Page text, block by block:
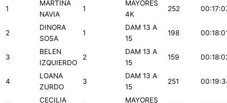
1
MARTINA
NAVIA
1
MAYORES
4K
252
2
DINORA
SOSA
1
DAM 13 A
15
198
3
BELEN
IZQUIERDO
2
DAM 13 A
15
159
4
LOANA
ZURDO
3
DAM 13 A
15
251
CECILIA
MAYORES